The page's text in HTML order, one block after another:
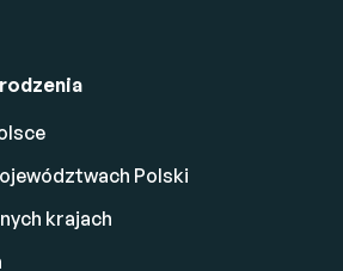
Polski
krajach